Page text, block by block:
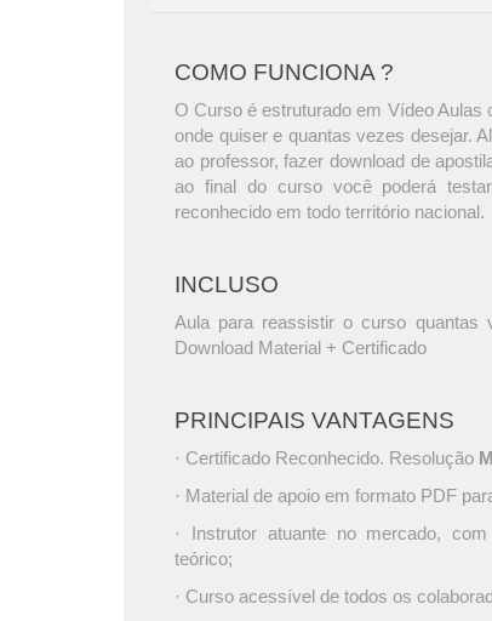
COMO FUNCIONA ?
O Curso é estruturado em Vídeo
onde quiser e quantas vezes desejar.
ao professor, fazer download de
ao final do curso você poderá
reconhecido em todo território nacional.
INCLUSO
Aula para reassistir o curso
Download Material + Certificado
PRINCIPAIS VANTAGENS
· Certificado Reconhecido. Resolução
· Material de apoio em formato PDF
· Instrutor atuante no mercado,
teórico;
· Curso acessível de todos os